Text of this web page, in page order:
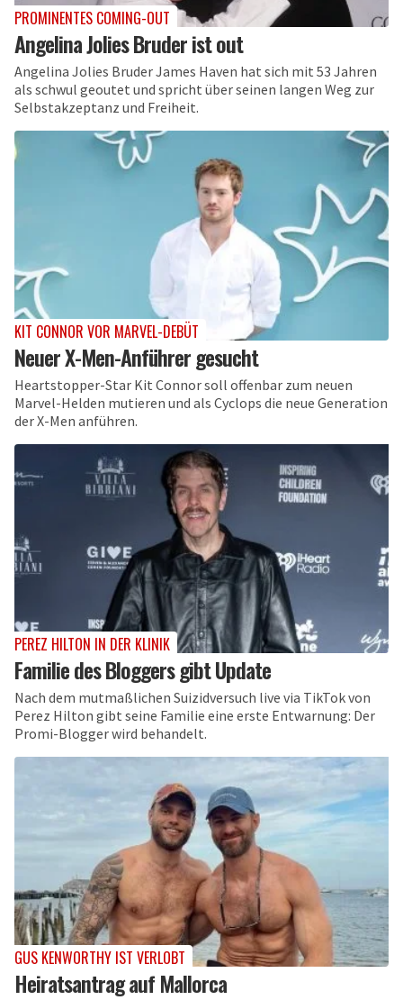
PROMINENTES COMING-OUT
Angelina Jolies Bruder ist out
Angelina Jolies Bruder James Haven hat sich mit 53 Jahren
als schwul geoutet und spricht über seinen langen Weg zur
Selbstakzeptanz und Freiheit.
KIT CONNOR VOR MARVEL-DEBÜT
Neuer X-Men-Anführer gesucht
Heartstopper-Star Kit Connor soll offenbar zum neuen
Marvel-Helden mutieren und als Cyclops die neue Generation
der X-Men anführen.
PEREZ HILTON IN DER KLINIK
Familie des Bloggers gibt Update
Nach dem mutmaßlichen Suizidversuch live via TikTok von
Perez Hilton gibt seine Familie eine erste Entwarnung: Der
Promi-Blogger wird behandelt.
GUS KENWORTHY IST VERLOBT
Heiratsantrag auf Mallorca